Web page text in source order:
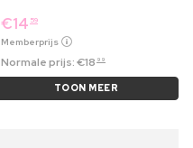
€14 59
Memberprijs
Normale prijs:€18 99
TOON MEER